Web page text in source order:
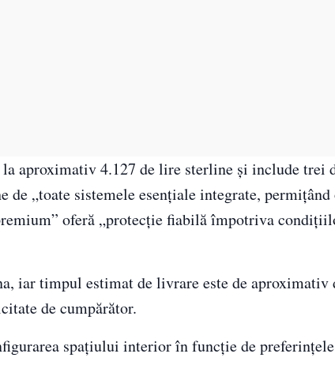
aproximativ 4.127 de lire sterline și include trei
„toate sistemele esențiale integrate, permițând
oferă „protecție fiabilă împotriva
iar timpul estimat de livrare este de aproximativ
de cumpărător.
spațiului interior în funcție de